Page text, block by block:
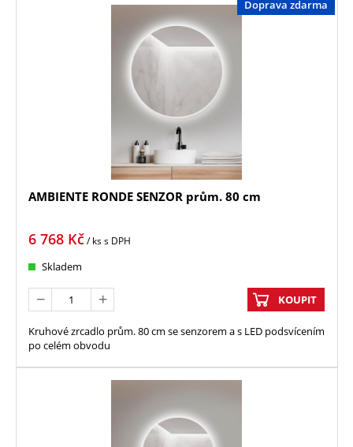
Doprava zdarma
AMBIENTE RONDE SENZOR prům. 80 cm
6 768 Kč/ kss DPH
Skladem
KOUPIT
Kruhové zrcadlo prům. 80 cm se senzorem a s LED podsvícením
po celém obvodu